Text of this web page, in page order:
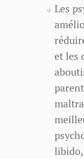
Les
et les